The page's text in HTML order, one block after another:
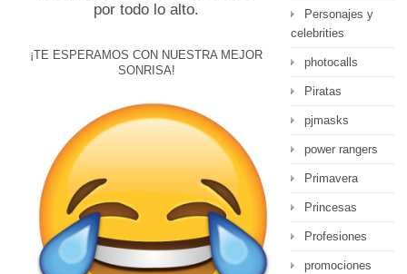
por todo lo alto.
¡TE ESPERAMOS CON NUESTRA MEJOR
SONRISA!
Personajes y
celebrities
photocalls
Piratas
pjmasks
power rangers
Primavera
Princesas
Profesiones
promociones